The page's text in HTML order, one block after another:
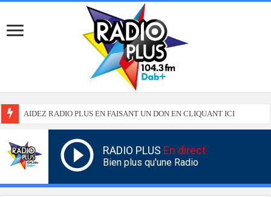
AIDEZ RADIO PLUS EN FAISANT UN DON EN CLIQUANT ICI
RADIO PLUS En direct
Bien plus qu'une Radio